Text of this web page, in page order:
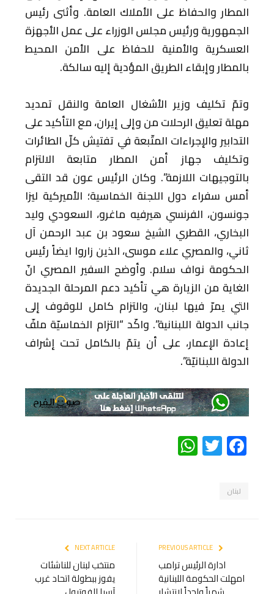
المطار والحفاظ على الأملاك العامة. وأثنى رئيس
الجمهورية ورئيس مجلس الوزراء على عمل الأجهزة
العسكرية والأمنية للحفاظ على الأمن المحيط
بالمطار وإبقاء الطريق المؤدية إليه سالكة.
وتمّ تكليف وزير الأشغال العامة والنقل تمديد
مهلة تعليق الرحلات من وإلى إيران، مع التأكيد على
التدابير والإجراءات المتّبعة في تفتيش كلّ الطائرات
وتكليف جهاز أمن المطار متابعة الالتزام
بالتوجيهات اللازمة”. وكان الرئيس عون قد التقى
أمس سفراء دول اللجنة الخماسية؛ الأميركية ليزا
جونسون، الفرنسي هيرفيه ماغرو، السعودي وليد
البخاري، القطري الشيخ سعود بن عبد الرحمن آل
ثاني، والمصري علاء موسى، الذين زاروا ايضاً رئيس
الحكومة نواف سلام. وأوضح السفير المصري انّ
الغاية من الزيارة هي تأكيد دعم المرحلة الجديدة
التي يمرّ فيها لبنان، والتزام كامل للوقوف إلى
جانب الدولة اللبنانية”. واكّد “التزام الخماسيّة ملفّ
إعادة الإعمار، على أن يتمّ بالكامل تحت إشراف
الدولة اللبنانيّة”.
Facebook
Twitter
WhatsApp
لبنان
ادارة الرئيس ترامب
امهلت الحكومة اللبنانية
NEXT ARTICLE
منتخب لبنان للناشئات
يفوز ببطولة اتحاد غرب